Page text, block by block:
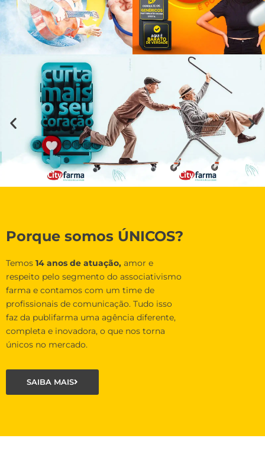
Porque somos ÚNICOS?
Temos 14 anos de atuação, amor e
respeito pelo segmento do associativismo
farma e contamos com um time de
profissionais de comunicação. Tudo isso
faz da publifarma uma agência diferente,
completa e inovadora, o que nos torna
únicos no mercado.
SAIBA MAIS